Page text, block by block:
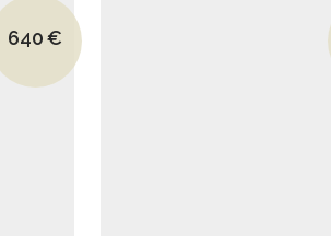
Le prix initial était : 910€.
640 €
Le prix actuel est : 640€.